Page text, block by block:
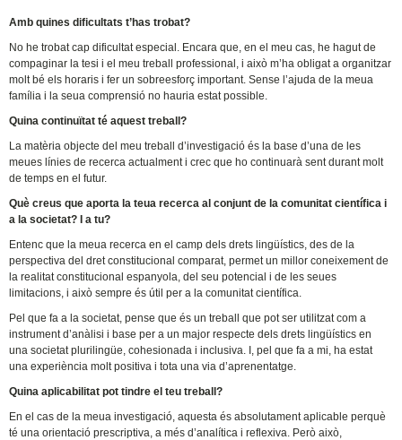
Amb quines dificultats t’has trobat?
No he trobat cap dificultat especial. Encara que, en el meu cas, he hagut de
compaginar la tesi i el meu treball professional, i això m’ha obligat a organitzar
molt bé els horaris i fer un sobreesforç important. Sense l’ajuda de la meua
família i la seua comprensió no hauria estat possible.
Quina continuïtat té aquest treball?
La matèria objecte del meu treball d’investigació és la base d’una de les
meues línies de recerca actualment i crec que ho continuarà sent durant molt
de temps en el futur.
Què creus que aporta la teua recerca al conjunt de la comunitat científica i
a la societat? I a tu?
Entenc que la meua recerca en el camp dels drets lingüístics, des de la
perspectiva del dret constitucional comparat, permet un millor coneixement de
la realitat constitucional espanyola, del seu potencial i de les seues
limitacions, i això sempre és útil per a la comunitat científica.
Pel que fa a la societat, pense que és un treball que pot ser utilitzat com a
instrument d’anàlisi i base per a un major respecte dels drets lingüístics en
una societat plurilingüe, cohesionada i inclusiva. I, pel que fa a mi, ha estat
una experiència molt positiva i tota una via d’aprenentatge.
Quina aplicabilitat pot tindre el teu treball?
En el cas de la meua investigació, aquesta és absolutament aplicable perquè
té una orientació prescriptiva, a més d’analítica i reflexiva. Però això,